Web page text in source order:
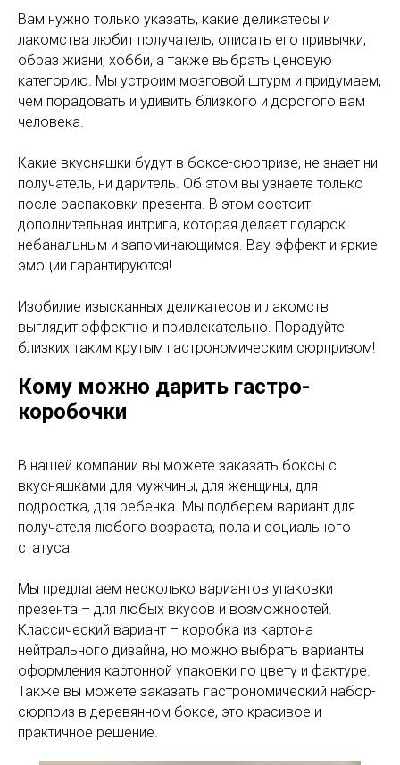
Вам нужно только указать, какие деликатесы и
лакомства любит получатель, описать его привычки,
образ жизни, хобби, а также выбрать ценовую
категорию. Мы устроим мозговой штурм и придумаем,
чем порадовать и удивить близкого и дорогого вам
человека.
Какие вкусняшки будут в боксе-сюрпризе, не знает ни
получатель, ни даритель. Об этом вы узнаете только
после распаковки презента. В этом состоит
дополнительная интрига, которая делает подарок
небанальным и запоминающимся. Вау-эффект и яркие
эмоции гарантируются!
Изобилие изысканных деликатесов и лакомств
выглядит эффектно и привлекательно. Порадуйте
близких таким крутым гастрономическим сюрпризом!
Кому можно дарить гастро-
коробочки
В нашей компании вы можете заказать боксы с
вкусняшками для мужчины, для женщины, для
подростка, для ребенка. Мы подберем вариант для
получателя любого возраста, пола и социального
статуса.
Мы предлагаем несколько вариантов упаковки
презента – для любых вкусов и возможностей.
Классический вариант – коробка из картона
нейтрального дизайна, но можно выбрать варианты
оформления картонной упаковки по цвету и фактуре.
Также вы можете заказать гастрономический набор-
сюрприз в деревянном боксе, это красивое и
практичное решение.